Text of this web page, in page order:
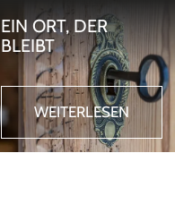
EIN ORT, DER
BLEIBT
WEITERLESEN